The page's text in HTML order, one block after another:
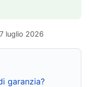
luglio 2026
garanzia?